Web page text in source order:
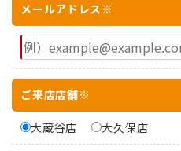
メールアドレス※
ご来店店舗※
大蔵谷店 大久保店